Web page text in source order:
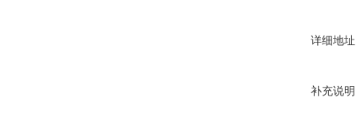
详细地
补充说